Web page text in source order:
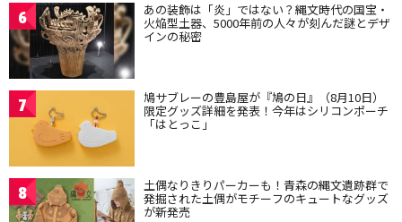
6 あの装飾は「炎」ではない？縄文時代の国宝・
火焔型土器、5000年前の人々が刻んだ謎とデザ
インの秘密
7 鳩サブレーの豊島屋が『鳩の日』（8月10日）
限定グッズ詳細を発表！今年はシリコンポーチ
「はとっこ」
8 土偶なりきりパーカーも！青森の縄文遺跡群で
発掘された土偶がモチーフのキュートなグッズ
が新発売